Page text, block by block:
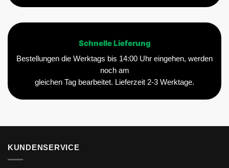
Schnelle Lieferung
Bestellungen die Werktags bis 14:00 Uhr eingehen, werden
noch am
gleichen Tag bearbeitet. Lieferzeit 2-3 Werktage.
KUNDENSERVICE